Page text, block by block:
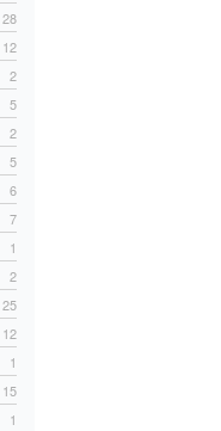
28
12
2
5
2
5
6
7
1
2
25
12
1
15
1